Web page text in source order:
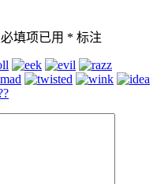
必填项已用 * 标注